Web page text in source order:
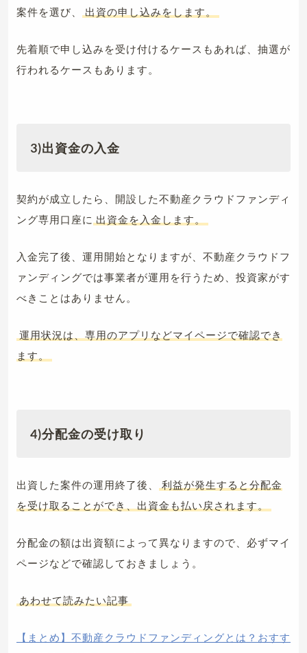
案件を選び、 出資の申し込みをします。
先着順で申し込みを受け付けるケースもあれば、抽選が
行われるケースもあります。
3)出資金の入金
契約が成立したら、開設した不動産クラウドファンディ
ング専用口座に 出資金を入金します。
入金完了後、運用開始となりますが、不動産クラウドフ
ァンディングでは事業者が運用を行うため、投資家がす
べきことはありません。
運用状況は、専用のアプリなどマイページで確認でき
ます。
4)分配金の受け取り
出資した案件の運用終了後、
利益が発生すると分配金
を受け取ることができ、出資金も払い戻されます。
分配金の額は出資額によって異なりますので、必ずマイ
ページなどで確認しておきましょう。
あわせて読みたい記事
【まとめ】不動産クラウドファンディングとは？おすす